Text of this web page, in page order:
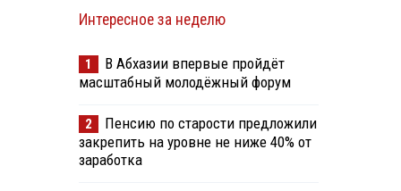
Интересное за неделю
1
В Абхазии впервые пройдёт
масштабный молодёжный форум
2
Пенсию по старости предложили
закрепить на уровне не ниже 40% от
заработка